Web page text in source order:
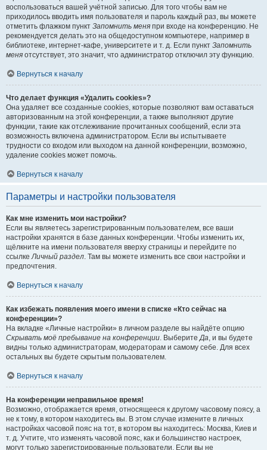
воспользоваться вашей учётной записью. Для того чтобы вам не
приходилось вводить имя пользователя и пароль каждый раз, вы можете
отметить флажком пункт Запомнить меня при входе на конференцию. Не
рекомендуется делать это на общедоступном компьютере, например в
библиотеке, интернет-кафе, университете и т. д. Если пункт Запомнить
меня отсутствует, это значит, что администратор отключил эту функцию.
Вернуться к началу
Что делает функция «Удалить cookies»?
Она удаляет все созданные cookies, которые позволяют вам оставаться
авторизованным на этой конференции, а также выполняют другие
функции, такие как отслеживание прочитанных сообщений, если эта
возможность включена администратором. Если вы испытываете
трудности со входом или выходом на данной конференции, возможно,
удаление cookies может помочь.
Вернуться к началу
Параметры и настройки пользователя
Как мне изменить мои настройки?
Если вы являетесь зарегистрированным пользователем, все ваши
настройки хранятся в базе данных конференции. Чтобы изменить их,
щёлкните на имени пользователя вверху страницы и перейдите по
ссылкеЛичный раздел. Там вы можете изменить все свои настройки и
предпочтения.
Вернуться к началу
Как избежать появления моего имени в списке «Кто сейчас на
конференции»?
На вкладке «Личные настройки» в личном разделе вы найдёте опцию
Скрывать моё пребывание на конференции. ВыберитеДа, и вы будете
видны только администраторам, модераторам и самому себе. Для всех
остальных вы будете скрытым пользователем.
Вернуться к началу
На конференции неправильное время!
Возможно, отображается время, относящееся к другому часовому поясу, а
не к тому, в котором находитесь вы. В этом случае измените в личных
настройках часовой пояс на тот, в котором вы находитесь: Москва, Киев и
т. д. Учтите, что изменять часовой пояс, как и большинство настроек,
могут только зарегистрированные пользователи. Если вы не